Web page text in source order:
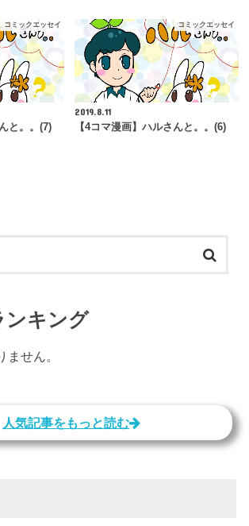
コミックエッセイ
と。。(7)
コミックエッセイ
2019.8.11
【4コマ漫画】ハルさんと。。(6)
ンキング
ません。
人気記事をもっと読む